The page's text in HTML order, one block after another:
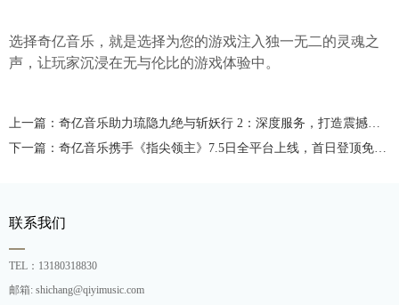
选择奇亿音乐，就是选择为您的游戏注入独一无二的灵魂之
声，让玩家沉浸在无与伦比的游戏体验中。
上一篇：奇亿音乐助力琉隐九绝与斩妖行 2：深度服务，打造震撼游戏音效
下一篇：奇亿音乐携手《指尖领主》7.5日全平台上线，首日登顶免费榜
联系我们
TEL：13180318830
邮箱: shichang@qiyimusic.com